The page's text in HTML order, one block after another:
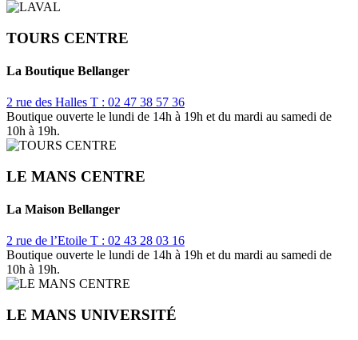
TOURS CENTRE
La Boutique Bellanger
2 rue des Halles T : 02 47 38 57 36
Boutique ouverte le lundi de 14h à 19h et du mardi au samedi de
10h à 19h.
LE MANS CENTRE
La Maison Bellanger
2 rue de l’Etoile T : 02 43 28 03 16
Boutique ouverte le lundi de 14h à 19h et du mardi au samedi de
10h à 19h.
LE MANS UNIVERSITÉ